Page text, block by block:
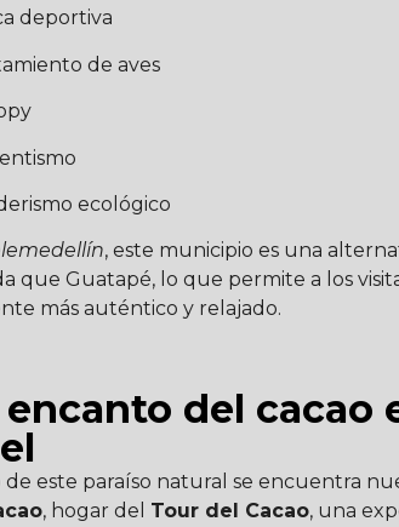
deportiva
de aves
ecológico
, este municipio es una
que Guatapé, lo que permite a los
más auténtico y relajado.
encanto del cacao
de este paraíso natural se encuentra
, hogar del Tour del Cacao, una